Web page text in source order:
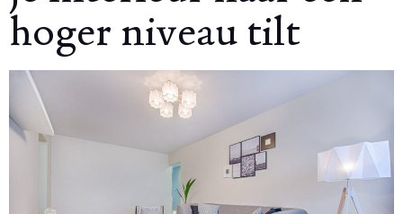
hoger niveau tilt